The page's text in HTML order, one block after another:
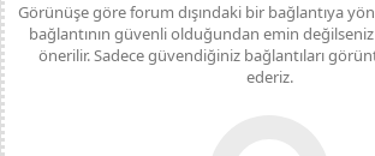
Görünüşe göre forum dışındaki bir bağlantıya
bağlantının güvenli olduğundan emin
önerilir. Sadece güvendiğiniz bağlantıları
ederiz.